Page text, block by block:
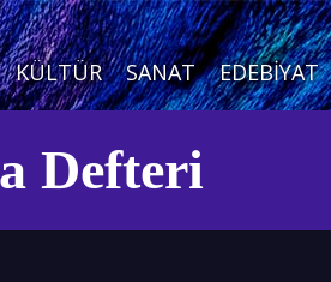
KÜLTÜR SANAT EDEBIYAT
Defteri